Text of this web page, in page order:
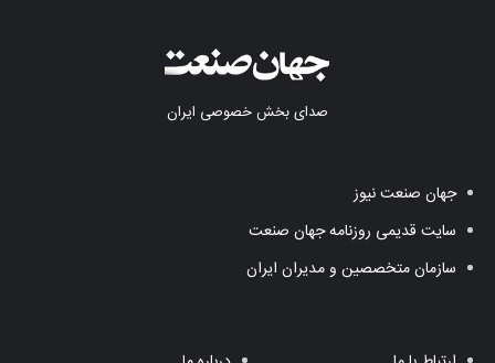
صدای بخش خصوصی ایران
جهان صنعت نیوز
سایت قدیمی روزنامه جهان صنعت
سازمان متخصصین و مدیران ایران